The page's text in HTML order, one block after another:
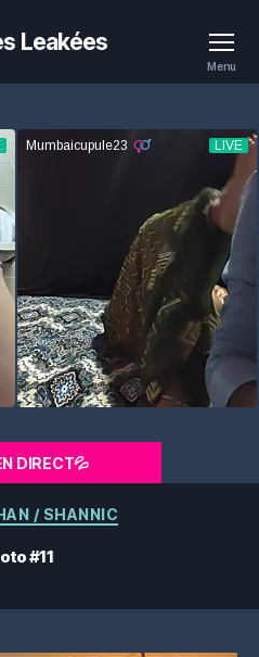
Leakées
Menu
DIRECT💦
Catégories
/ SHANNIC
#11